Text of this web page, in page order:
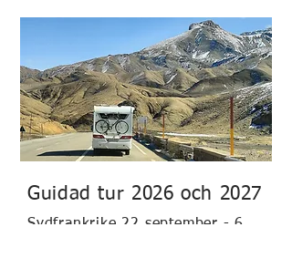
Guidad tur 2026 och 2027
Sydfrankrike 22 september - 6